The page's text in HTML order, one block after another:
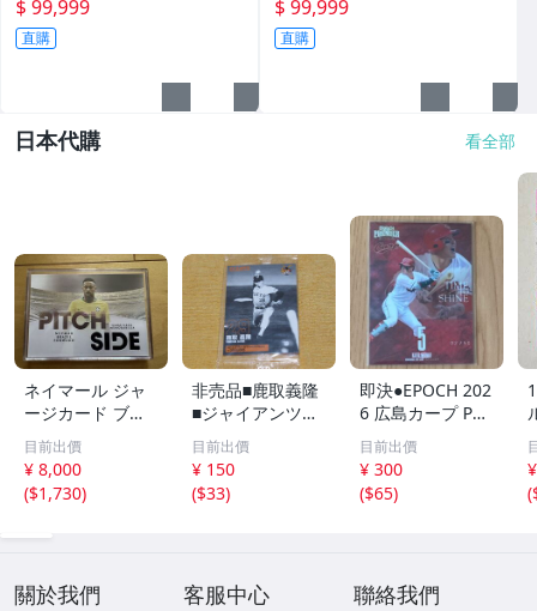
$ 99,999
直購
$ 99,999
直購
日本代購 看全部
ネイマール ジャ
ージカード ブラ
ジル
目前出價
¥ 8,000
($1,730)
非売品■鹿取義隆
■ジャイアンツOB
カード■2013 読
売巨人軍 球団配
布プレゼント・新
品未開封■読売ジ
目前出價
¥ 150
($33)
即決●EPOCH 202
6 広島カープ PRE
MIER EDITION
小園海斗 /50枚限
定 インサートカ
ード TIME TO SH
目前出價
¥ 300
($65)
(
關於我們 客服中心 聯絡我們